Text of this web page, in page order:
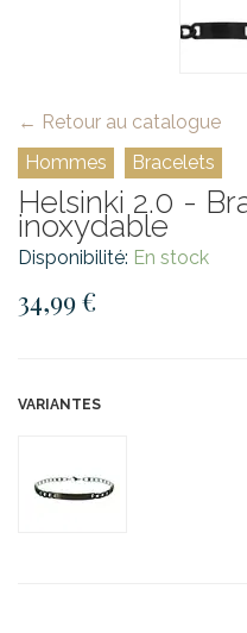
← Retour au catalogue
Hommes
Bracelets
Helsinki 2.0 -
inoxydable
Disponibilité: En stock
34,99 €
VARIANTES